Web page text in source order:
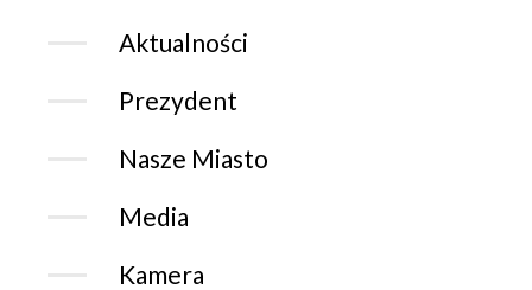
Aktualności
Prezydent
Nasze Miasto
Media
Kamera